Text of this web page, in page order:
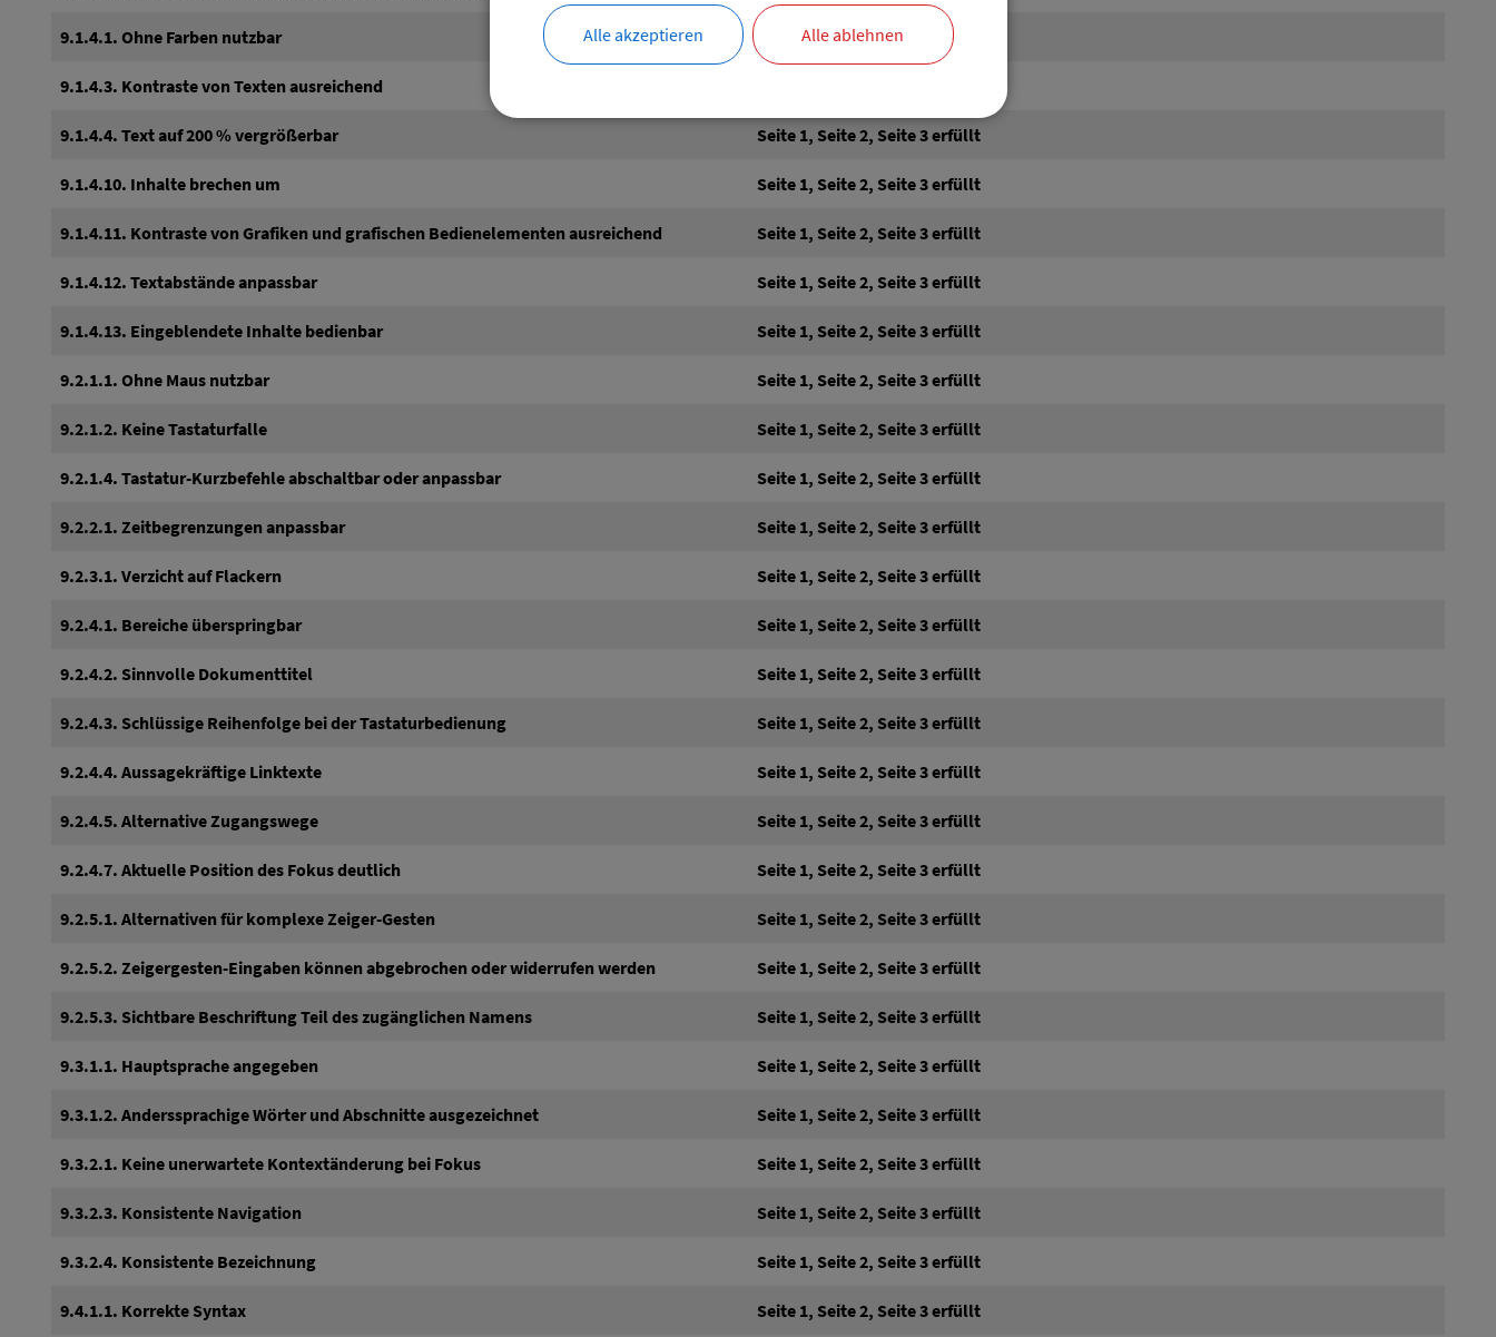
9.1.4.1. Ohne Farben nutzbar Seite 1, Seite 2, Seite 3 erfüllt
9.1.4.3. Kontraste von Texten ausreichend
9.1.4.4. Text auf 200 % vergrößerbar Seite 1, Seite 2, Seite 3 erfüllt
9.1.4.10. Inhalte brechen um Seite 1, Seite 2, Seite 3 erfüllt
9.1.4.11. Kontraste von Grafiken und grafischen Bedienelementen ausreichend Seite 1, Seite 2, Seite 3 erfüllt
9.1.4.12. Textabstände anpassbar Seite 1, Seite 2, Seite 3 erfüllt
9.1.4.13. Eingeblendete Inhalte bedienbar Seite 1, Seite 2, Seite 3 erfüllt
9.2.1.1. Ohne Maus nutzbar Seite 1, Seite 2, Seite 3 erfüllt
9.2.1.2. Keine Tastaturfalle Seite 1, Seite 2, Seite 3 erfüllt
9.2.1.4. Tastatur-Kurzbefehle abschaltbar oder anpassbar Seite 1, Seite 2, Seite 3 erfüllt
9.2.2.1. Zeitbegrenzungen anpassbar Seite 1, Seite 2, Seite 3 erfüllt
9.2.3.1. Verzicht auf Flackern Seite 1, Seite 2, Seite 3 erfüllt
9.2.4.1. Bereiche überspringbar Seite 1, Seite 2, Seite 3 erfüllt
9.2.4.2. Sinnvolle Dokumenttitel Seite 1, Seite 2, Seite 3 erfüllt
9.2.4.3. Schlüssige Reihenfolge bei der Tastaturbedienung Seite 1, Seite 2, Seite 3 erfüllt
9.2.4.4. Aussagekräftige Linktexte Seite 1, Seite 2, Seite 3 erfüllt
9.2.4.5. Alternative Zugangswege Seite 1, Seite 2, Seite 3 erfüllt
9.2.4.7. Aktuelle Position des Fokus deutlich Seite 1, Seite 2, Seite 3 erfüllt
9.2.5.1. Alternativen für komplexe Zeiger-Gesten Seite 1, Seite 2, Seite 3 erfüllt
9.2.5.2. Zeigergesten-Eingaben können abgebrochen oder widerrufen werden Seite 1, Seite 2, Seite 3 erfüllt
9.2.5.3. Sichtbare Beschriftung Teil des zugänglichen Namens Seite 1, Seite 2, Seite 3 erfüllt
9.3.1.1. Hauptsprache angegeben Seite 1, Seite 2, Seite 3 erfüllt
9.3.1.2. Anderssprachige Wörter und Abschnitte ausgezeichnet Seite 1, Seite 2, Seite 3 erfüllt
9.3.2.1. Keine unerwartete Kontextänderung bei Fokus Seite 1, Seite 2, Seite 3 erfüllt
9.3.2.3. Konsistente Navigation Seite 1, Seite 2, Seite 3 erfüllt
9.3.2.4. Konsistente Bezeichnung Seite 1, Seite 2, Seite 3 erfüllt
9.4.1.1. Korrekte Syntax Seite 1, Seite 2, Seite 3 erfüllt
Alle akzeptieren Alle ablehnen